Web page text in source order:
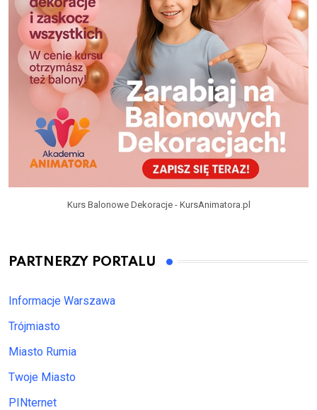
Kurs Balonowe Dekoracje - KursAnimatora.pl
PARTNERZY PORTALU
Informacje Warszawa
Trójmiasto
Miasto Rumia
Twoje Miasto
PINternet